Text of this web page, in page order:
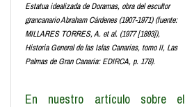
Estatua idealizada de Doramas, obra del escultor
grancanario Abraham Cárdenes (1907-1971) (fuente:
MILLARES TORRES, A. et al. (1977 [1893]),
Historia General de las Islas Canarias, tomo II, Las
Palmas de Gran Canaria: EDIRCA, p. 178).
En nuestro artículo sobre el